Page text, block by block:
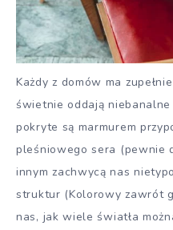
Każdy z domów ma
świetnie oddają
pokryte są marmurem
pleśniowego sera (pewnie
innym zachwycą nas
struktur (Kolorowy zawrót
nas, jak wiele światła